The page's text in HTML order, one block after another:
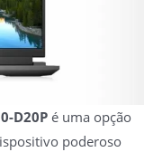
D20P é uma opção
poderoso